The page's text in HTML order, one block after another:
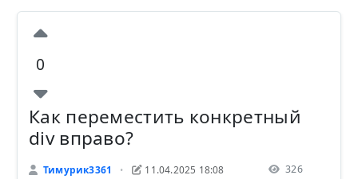
0
Как переместить конкретный
div вправо?
Тимурик3361 • 11.04.2025 18:08 326